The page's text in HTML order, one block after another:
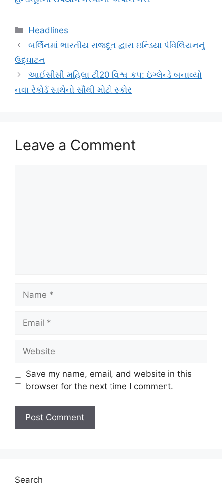
Categories
Headlines
બર્લિનમાં ભારતીય રાજદૂત દ્વારા ઇન્ડિયા પેવિલિયનનું
ઉદ્ઘાટન
આઈસીસી મહિલા ટી20 વિશ્વ કપ: ઇંગ્લેન્ડે બનાવ્યો
નવા રેકોર્ડ સાથેનો સૌથી મોટો સ્કોર
Leave a Comment
Name
Email
Website
Save my name, email, and website in this
browser for the next time I comment.
Search